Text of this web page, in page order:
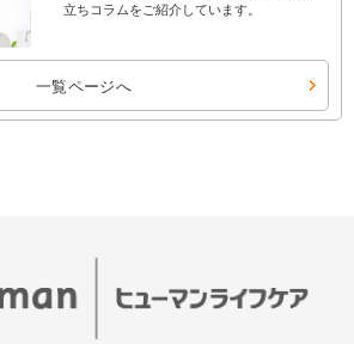
立ちコラムをご紹介しています。
一覧ページへ